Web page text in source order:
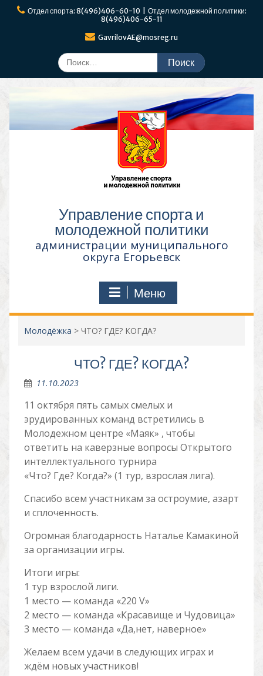
ПерейтиОтдел спорта: 8(496)406-60-10 | Отдел молодежной политики:
8(496)406-65-11
GavrilovAE@mosreg.ru
Поиск
по:
Управление спорта и
молодежной политики
администрации муниципального
округа Егорьевск
Меню
Молодёжка > ЧТО? ГДЕ? КОГДА?
ЧТО? ГДЕ? КОГДА?
11.10.2023
11 октября пять самых смелых и
эрудированных команд встретились в
Молодежном центре «Маяк» , чтобы
ответить на каверзные вопросы Открытого
интеллектуального турнира
«Что? Где? Когда?» (1 тур, взрослая лига).
Спасибо всем участникам за остроумие, азарт
и сплоченность.
Огромная благодарность Наталье Камакиной
за организации игры.
Итоги игры:
1 тур взрослой лиги.
1 место — команда «220 V»
2 место — команда «Красавище и Чудовица»
3 место — команда «Да,нет, наверное»
Желаем всем удачи в следующих играх и
ждём новых участников!